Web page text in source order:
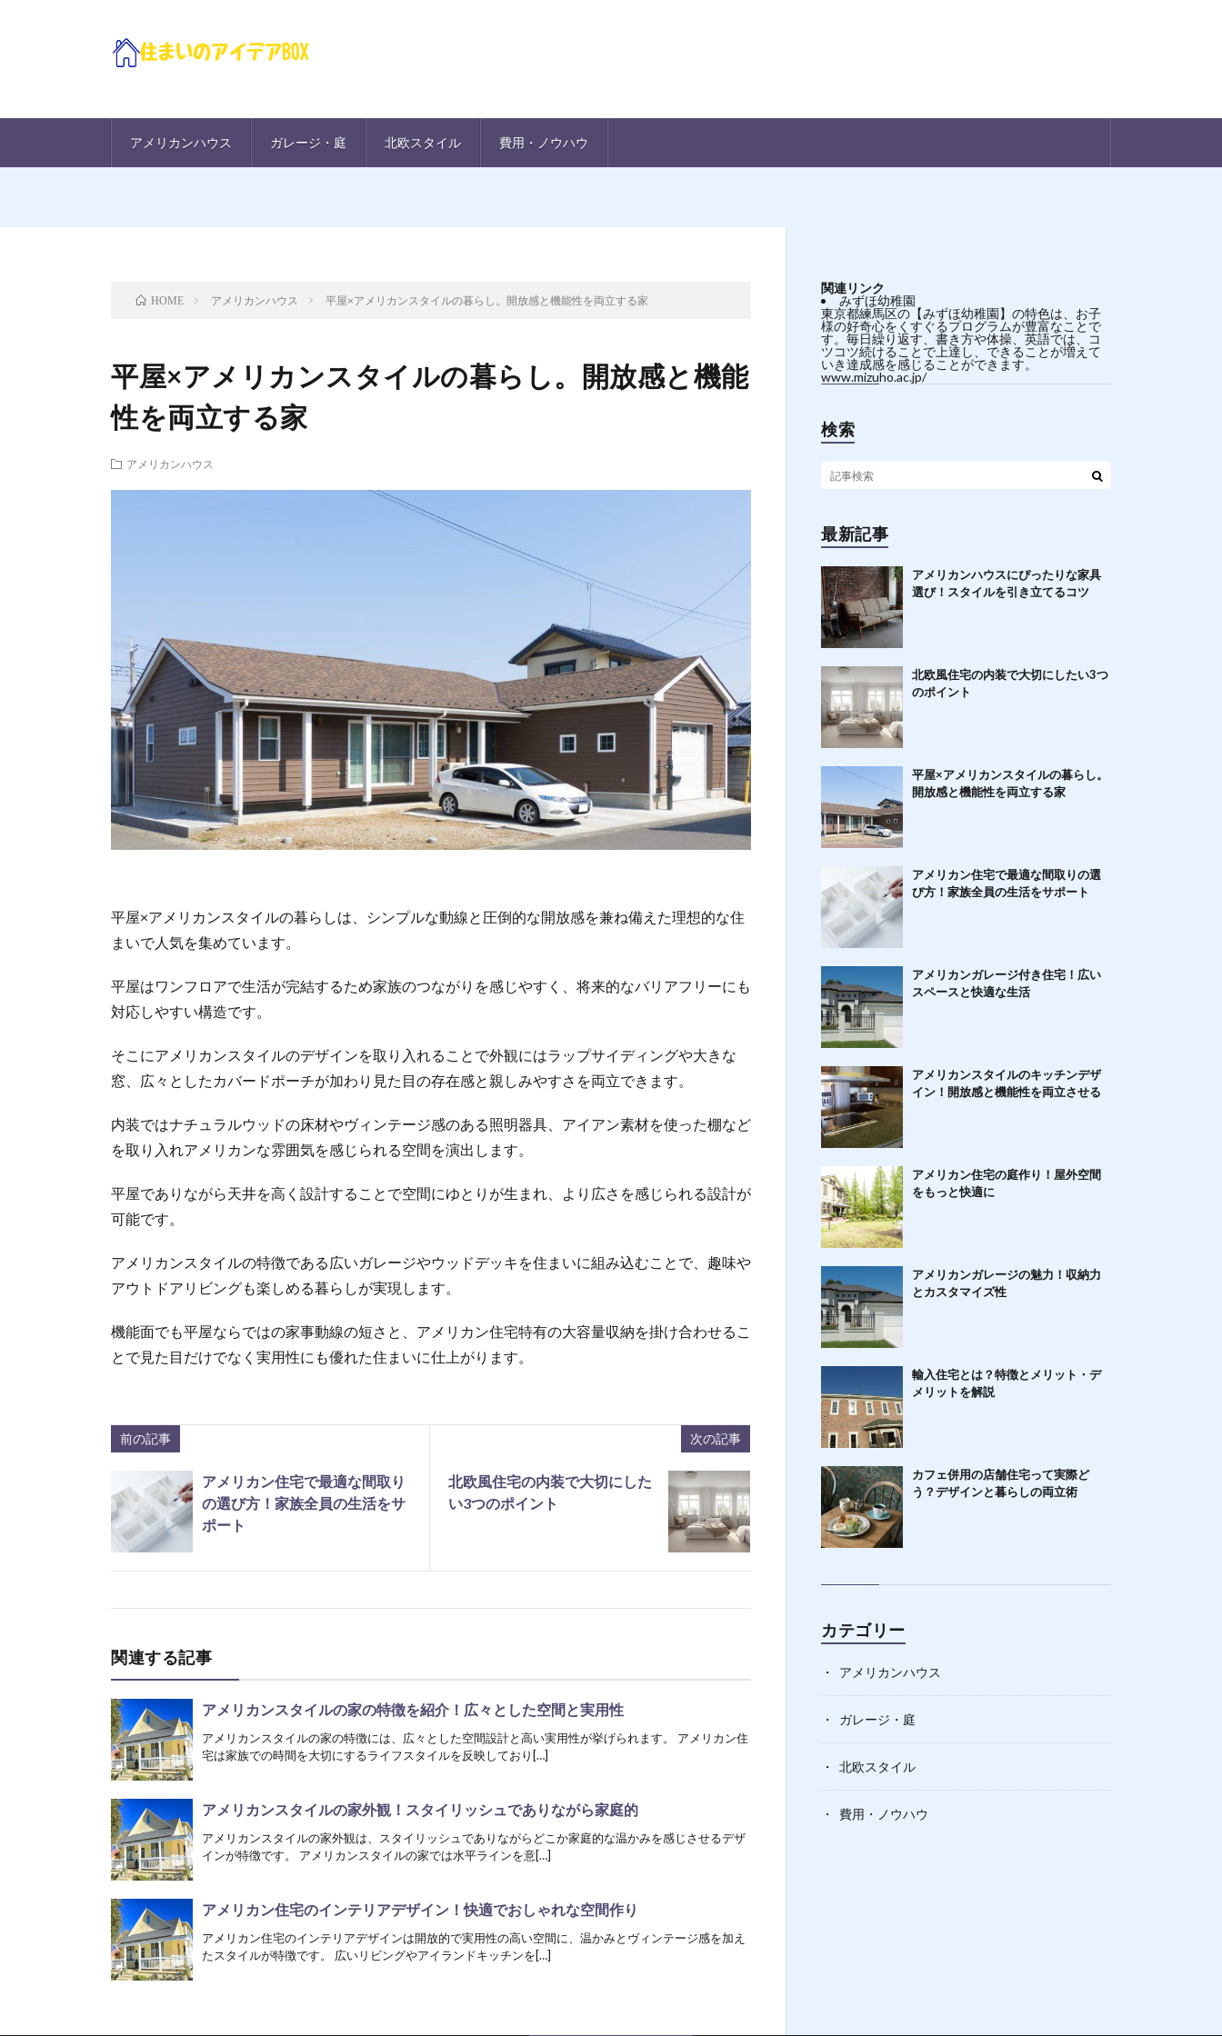
アメリカンハウス ガレージ・庭 北欧スタイル 費用・ノウハウ
HOME アメリカンハウス 平屋×アメリカンスタイルの暮らし。開放感と機能性を両立する家
平屋×アメリカンスタイルの暮らし。開放感と機能
性を両立する家
アメリカンハウス
平屋×アメリカンスタイルの暮らしは、シンプルな動線と圧倒的な開放感を兼ね備えた理想的な住
まいで人気を集めています。
平屋はワンフロアで生活が完結するため家族のつながりを感じやすく、将来的なバリアフリーにも
対応しやすい構造です。
そこにアメリカンスタイルのデザインを取り入れることで外観にはラップサイディングや大きな
窓、広々としたカバードポーチが加わり見た目の存在感と親しみやすさを両立できます。
内装ではナチュラルウッドの床材やヴィンテージ感のある照明器具、アイアン素材を使った棚など
を取り入れアメリカンな雰囲気を感じられる空間を演出します。
平屋でありながら天井を高く設計することで空間にゆとりが生まれ、より広さを感じられる設計が
可能です。
アメリカンスタイルの特徴である広いガレージやウッドデッキを住まいに組み込むことで、趣味や
アウトドアリビングも楽しめる暮らしが実現します。
機能面でも平屋ならではの家事動線の短さと、アメリカン住宅特有の大容量収納を掛け合わせるこ
とで見た目だけでなく実用性にも優れた住まいに仕上がります。
前の記事
アメリカン住宅で最適な間取り
の選び方！家族全員の生活をサ
ポート
次の記事
北欧風住宅の内装で大切にした
い3つのポイント
関連する記事
アメリカンスタイルの家の特徴を紹介！広々とした空間と実用性
アメリカンスタイルの家の特徴には、広々とした空間設計と高い実用性が挙げられます。 アメリカン住
宅は家族での時間を大切にするライフスタイルを反映しており[…]
アメリカンスタイルの家外観！スタイリッシュでありながら家庭的
アメリカンスタイルの家外観は、スタイリッシュでありながらどこか家庭的な温かみを感じさせるデザ
インが特徴です。 アメリカンスタイルの家では水平ラインを意[…]
アメリカン住宅のインテリアデザイン！快適でおしゃれな空間作り
アメリカン住宅のインテリアデザインは開放的で実用性の高い空間に、温かみとヴィンテージ感を加え
たスタイルが特徴です。 広いリビングやアイランドキッチンを[…]
関連リンク
みずほ幼稚園
東京都練馬区の【みずほ幼稚園】の特色は、お子
様の好奇心をくすぐるプログラムが豊富なことで
す。毎日繰り返す、書き方や体操、英語では、コ
ツコツ続けることで上達し、できることが増えて
いき達成感を感じることができます。
www.mizuho.ac.jp/
検索
最新記事
アメリカンハウスにぴったりな家具
選び！スタイルを引き立てるコツ
北欧風住宅の内装で大切にしたい3つ
のポイント
平屋×アメリカンスタイルの暮らし。
開放感と機能性を両立する家
アメリカン住宅で最適な間取りの選
び方！家族全員の生活をサポート
アメリカンガレージ付き住宅！広い
スペースと快適な生活
アメリカンスタイルのキッチンデザ
イン！開放感と機能性を両立させる
アメリカン住宅の庭作り！屋外空間
をもっと快適に
アメリカンガレージの魅力！収納力
とカスタマイズ性
輸入住宅とは？特徴とメリット・デ
メリットを解説
カフェ併用の店舗住宅って実際ど
う？デザインと暮らしの両立術
カテゴリー
アメリカンハウス
ガレージ・庭
北欧スタイル
費用・ノウハウ